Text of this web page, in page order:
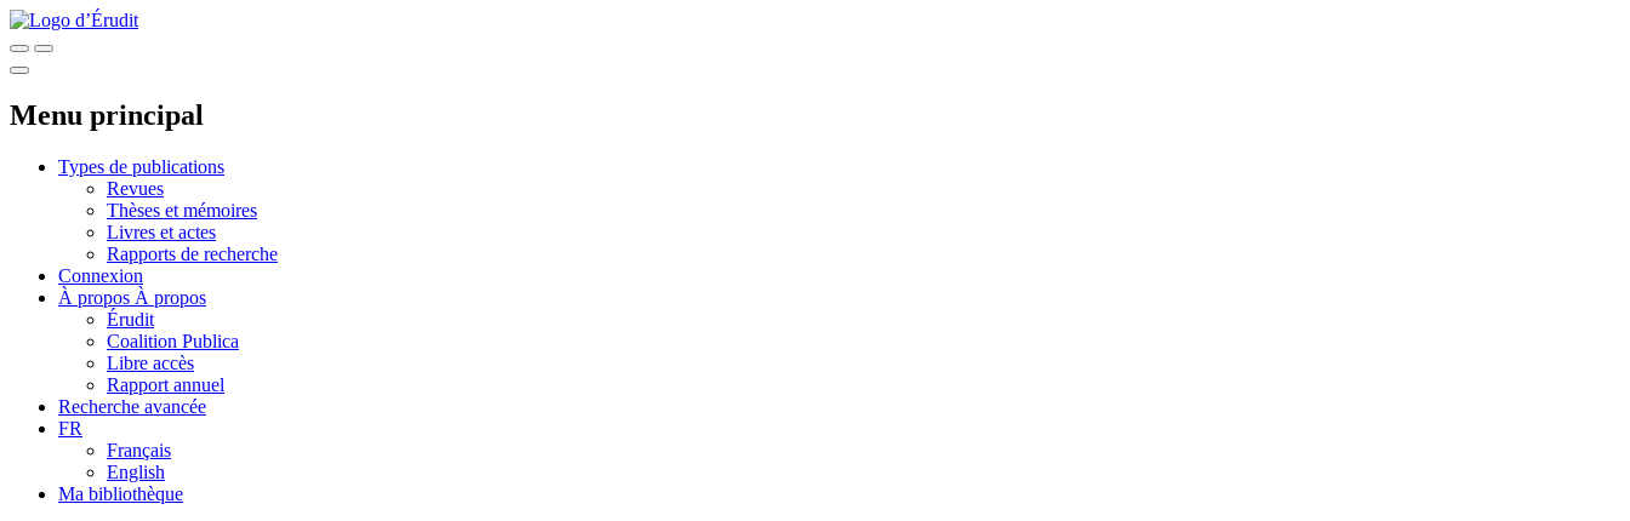
Menu principal
Types de publications
Revues
Thèses et mémoires
Livres et actes
Rapports de recherche
Connexion
À propos À propos
Érudit
Coalition Publica
Libre accès
Rapport annuel
Recherche avancée
FR
Français
English
Ma bibliothèque